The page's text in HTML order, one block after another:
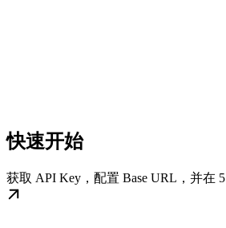
快速开始
获取 API Key，配置 Base URL，并在